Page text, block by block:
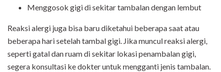
Menggosok gigi di sekitar tambalan dengan lembut
Reaksi alergi juga bisa baru diketahui beberapa saat atau
beberapa hari setelah tambal gigi. Jika muncul reaksi alergi,
seperti gatal dan ruam di sekitar lokasi penambalan gigi,
segera konsultasi ke dokter untuk mengganti jenis tambalan.